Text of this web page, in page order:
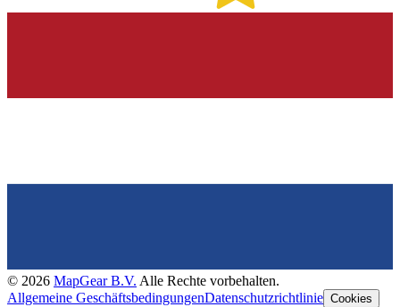
© 2026 MapGear B.V. Alle Rechte vorbehalten.
Allgemeine GeschäftsbedingungenDatenschutzrichtlinie Cookies